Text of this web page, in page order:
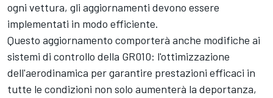
ogni vettura, gli aggiornamenti devono essere
implementati in modo efficiente.
Questo aggiornamento comporterà anche modifiche ai
sistemi di controllo della GR010: l'ottimizzazione
dell'aerodinamica per garantire prestazioni efficaci in
tutte le condizioni non solo aumenterà la deportanza,